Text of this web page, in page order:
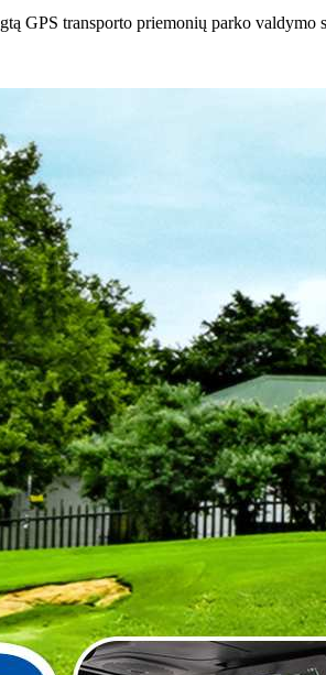
GPS transporto priemonių parko valdymo